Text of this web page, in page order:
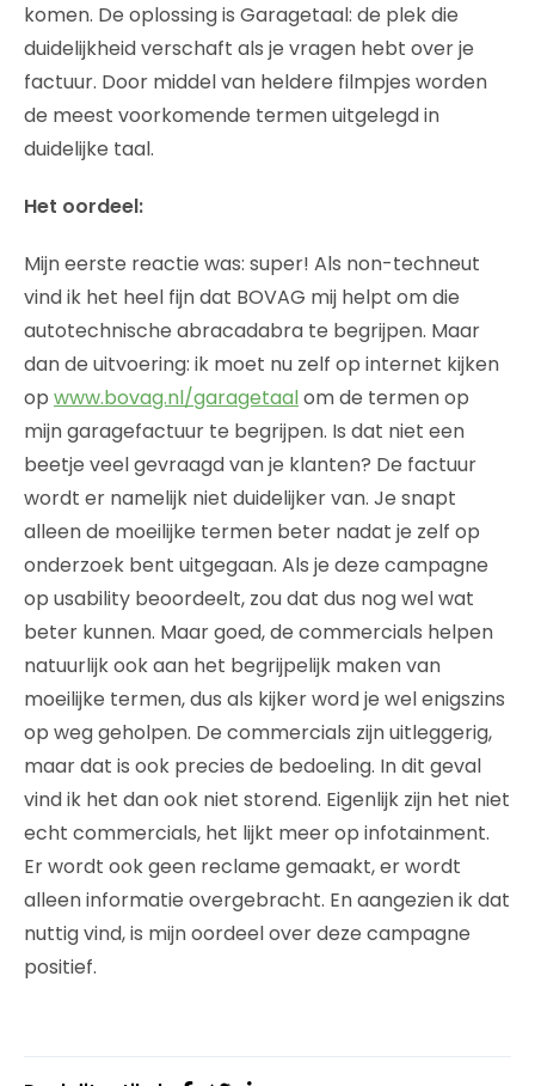
komen. De oplossing is Garagetaal: de plek die
duidelijkheid verschaft als je vragen hebt over je
factuur. Door middel van heldere filmpjes worden
de meest voorkomende termen uitgelegd in
duidelijke taal.
Het oordeel:
Mijn eerste reactie was: super! Als non-techneut
vind ik het heel fijn dat BOVAG mij helpt om die
autotechnische abracadabra te begrijpen. Maar
dan de uitvoering: ik moet nu zelf op internet kijken
op www.bovag.nl/garagetaalom de termen op
mijn garagefactuur te begrijpen. Is dat niet een
beetje veel gevraagd van je klanten? De factuur
wordt er namelijk niet duidelijker van. Je snapt
alleen de moeilijke termen beter nadat je zelf op
onderzoek bent uitgegaan. Als je deze campagne
op usability beoordeelt, zou dat dus nog wel wat
beter kunnen. Maar goed, de commercials helpen
natuurlijk ook aan het begrijpelijk maken van
moeilijke termen, dus als kijker word je wel enigszins
op weg geholpen. De commercials zijn uitleggerig,
maar dat is ook precies de bedoeling. In dit geval
vind ik het dan ook niet storend. Eigenlijk zijn het niet
echt commercials, het lijkt meer op infotainment.
Er wordt ook geen reclame gemaakt, er wordt
alleen informatie overgebracht. En aangezien ik dat
nuttig vind, is mijn oordeel over deze campagne
positief.